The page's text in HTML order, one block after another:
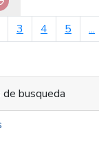
3 4 5 ...
busqueda